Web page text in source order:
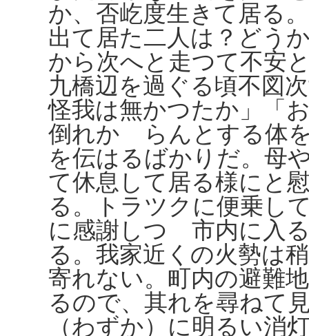
か、否屹度生きて居る
出て居た二人は？どう
から次へと走つて不安
九橋辺を過ぐる頃不図
怪我は無かつたか」「
倒れかゝらんとする体
を伝はるばかりだ。母
て休息して居る様にと
る。トラツクに便乗し
に感謝しつゝ市内に入
る。我家近くの火勢は
寄れない。町内の避難
るので、其れを尋ねて
（わずか）に明るい消